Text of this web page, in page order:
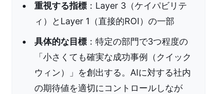
重視する指標 ：Layer 3（ケイパビリテ
ィ）とLayer 1（直接的ROI）の一部
具体的な目標 ：特定の部門で3つ程度の
「小さくても確実な成功事例（クイック
ウィン）」を創出する。AIに対する社内
の期待値を適切にコントロールしなが